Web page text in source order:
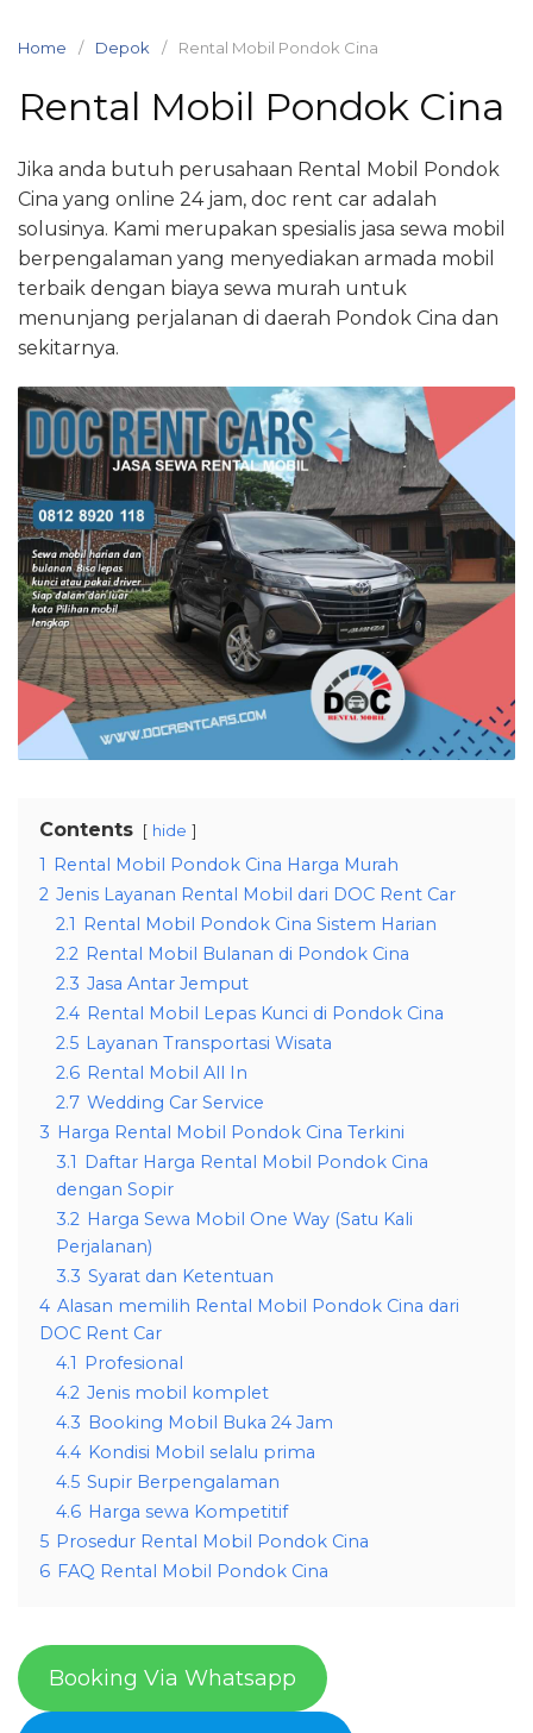
Home Depok Rental Mobil Pondok Cina
Rental Mobil Pondok Cina
Jika anda butuh perusahaan Rental Mobil Pondok
Cina yang online 24 jam, doc rent car adalah
solusinya. Kami merupakan spesialis jasa sewa mobil
berpengalaman yang menyediakan armada mobil
terbaik dengan biaya sewa murah untuk
menunjang perjalanan di daerah Pondok Cina dan
sekitarnya.
Contents hide
1 Rental Mobil Pondok Cina Harga Murah
2 Jenis Layanan Rental Mobil dari DOC Rent Car
2.1 Rental Mobil Pondok Cina Sistem Harian
2.2 Rental Mobil Bulanan di Pondok Cina
2.3 Jasa Antar Jemput
2.4 Rental Mobil Lepas Kunci di Pondok Cina
2.5 Layanan Transportasi Wisata
2.6 Rental Mobil All In
2.7 Wedding Car Service
3 Harga Rental Mobil Pondok Cina Terkini
3.1 Daftar Harga Rental Mobil Pondok Cina
dengan Sopir
3.2 Harga Sewa Mobil One Way (Satu Kali
Perjalanan)
3.3 Syarat dan Ketentuan
4 Alasan memilih Rental Mobil Pondok Cina dari
DOC Rent Car
4.1 Profesional
4.2 Jenis mobil komplet
4.3 Booking Mobil Buka 24 Jam
4.4 Kondisi Mobil selalu prima
4.5 Supir Berpengalaman
4.6 Harga sewa Kompetitif
5 Prosedur Rental Mobil Pondok Cina
6 FAQ Rental Mobil Pondok Cina
Booking Via Whatsapp